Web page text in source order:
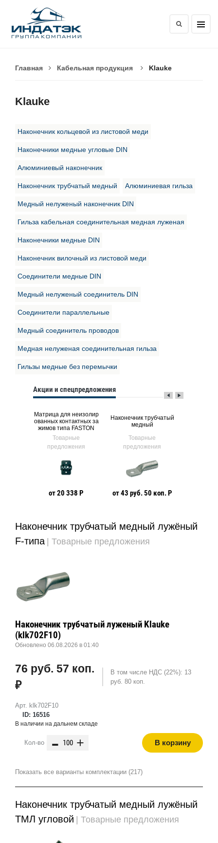
Главная Кабельная продукция Klauke
Klauke
Наконечник кольцевой из листовой меди
Наконечники медные угловые DIN
Алюминиевый наконечник
Наконечник трубчатый медный Алюминиевая гильза
Медный нелуженый наконечник DIN
Гильза кабельная соединительная медная луженая
Наконечники медные DIN
Наконечник вилочный из листовой меди
Соединители медные DIN
Медный нелуженый соединитель DIN
Соединители параллельные
Медный соединитель проводов
Медная нелуженая соединительная гильза
Гильзы медные без перемычки
Акции и спецпредложения
Матрица для неизолир
ованных контактных за
жимов типа FASTON
Товарные
предложения
от 20 338 Р
Наконечник трубчатый
медный
Товарные
предложения
от 43 руб. 50 коп. Р
Наконечник трубчатый медный лужёный
F-типа
| Товарные предложения
Арт. klk702F10
ID: 16516
Наконечник трубчатый луженый Klauke
(klk702F10)
Обновлено 06.08.2026 в 01:40
76 руб. 57 коп.
₽
В том числе НДС (22%): 13
руб. 80 коп.
В наличии на дальнем складе
Кол-во - + В корзину
Показать все варианты комплектации (217)
Наконечник трубчатый медный лужёный
ТМЛ угловой
| Товарные предложения